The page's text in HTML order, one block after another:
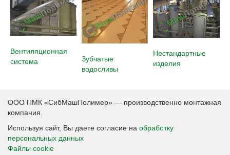
Вентиляционная
система
Зубчатые
водосливы
Нестандартные
изделия
ООО ПМК «СибМашПолимер» — производственно монтажная
компания.
Используя сайт, Вы даете согласие на обработку
персональных данных
Файлы cookie